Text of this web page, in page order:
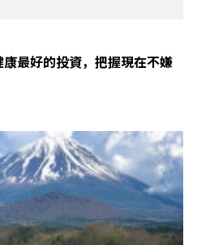
最好的投資，把握現在不嫌